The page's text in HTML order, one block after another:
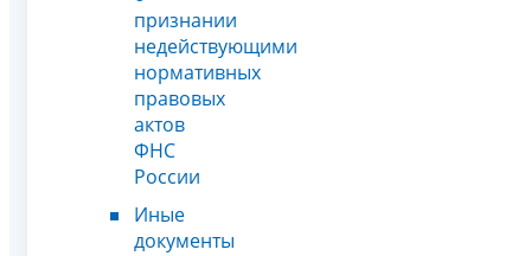
признании
недействующими
нормативных
правовых
актов
ФНС
России
Иные
документы